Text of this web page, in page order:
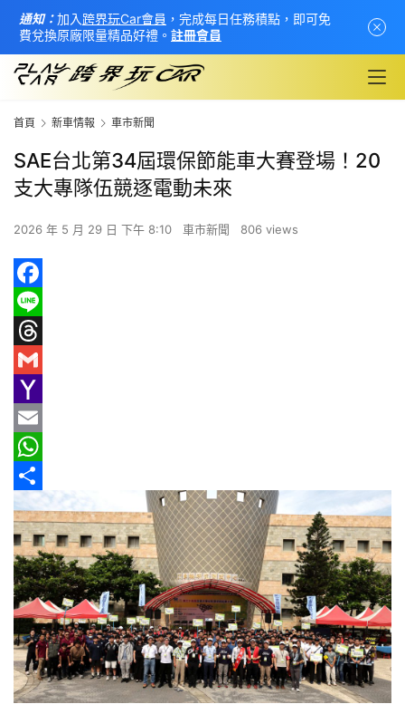
首
頁
新
車
情
報
車
輛
空
間
實
測
汽
車
首頁 新車情報 車市新聞
SAE台北第34屆環保節能車大賽登場！20
支大專隊伍競逐電動未來
2026 年 5 月 29 日 下午 8:10 車市新聞 806 views
F
a
c
b
o
o
k
L
e
T
r
e
a
d
s
G
m
a
l
Y
a
h
o
o
M
a
i
l
E
m
a
i
l
W
h
a
t
s
A
p
p
分
享
通知：加入 跨界玩Car會員 ，完成每日任務積點，即可免
費兌換原廠限量精品好禮。 註冊會員